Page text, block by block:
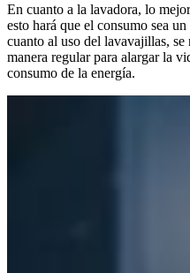
En cuanto a la lavadora, lo
esto hará que el consumo sea
cuanto al uso del lavavajillas,
manera regular para alargar la
consumo de la energía.